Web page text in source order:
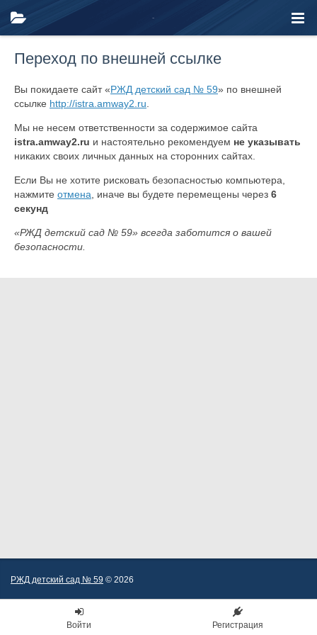
Переход по внешней ссылке
Вы покидаете сайт «РЖД детский сад № 59» по внешней
ссылке http://istra.amway2.ru
Мы не несем ответственности за содержимое сайта
istra.amway2.ru и настоятельно рекомендуем не указывать
никаких своих личных данных на сторонних сайтах.
Если Вы не хотите рисковать безопасностью компьютера,
нажмите отмена , иначе вы будете перемещены через 6
секунд
«РЖД детский сад № 59» всегда заботится о вашей
безопасности.
РЖД детский сад № 59 © 2026
Войти Регистрация